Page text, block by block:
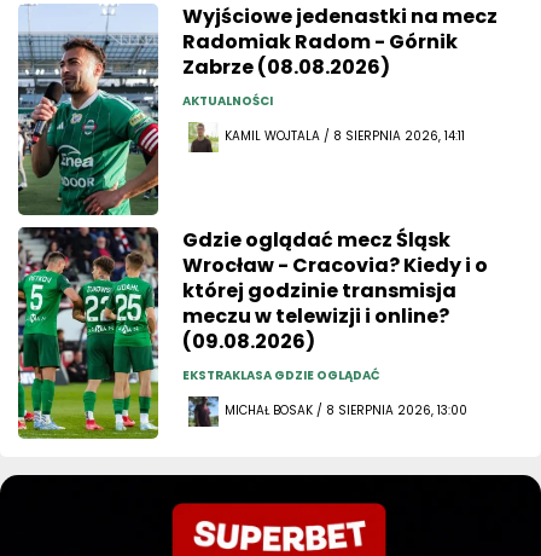
Wyjściowe jedenastki na mecz
Radomiak Radom - Górnik
Zabrze (08.08.2026)
AKTUALNOŚCI
KAMIL WOJTALA / 8 SIERPNIA 2026, 14:11
Gdzie oglądać mecz Śląsk
Wrocław - Cracovia? Kiedy i o
której godzinie transmisja
meczu w telewizji i online?
(09.08.2026)
EKSTRAKLASA GDZIE OGLĄDAĆ
MICHAŁ BOSAK / 8 SIERPNIA 2026, 13:00